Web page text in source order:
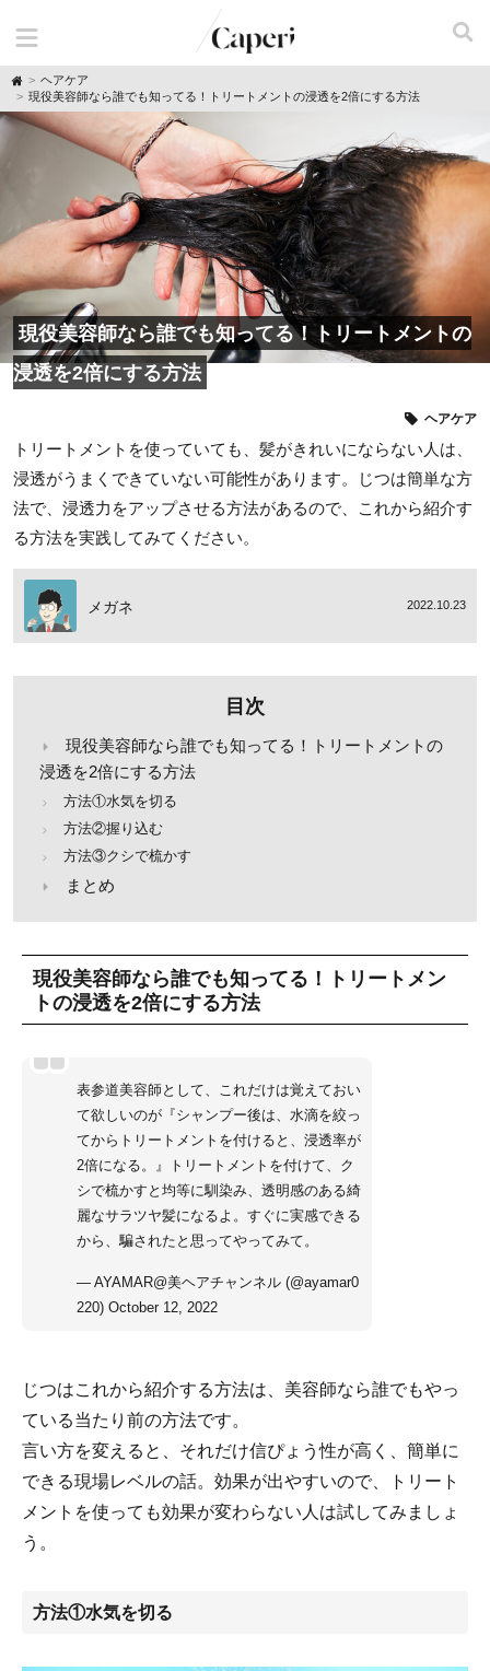
H
o
m
e
ヘアケア
現役美容師なら誰でも知ってる！トリートメントの浸透を2倍にする方法
現役美容師なら誰でも知ってる！トリートメントの
浸透を2倍にする方法
ヘアケア
トリートメントを使っていても、髪がきれいにならない人は、
浸透がうまくできていない可能性があります。じつは簡単な方
法で、浸透力をアップさせる方法があるので、これから紹介す
る方法を実践してみてください。
メガネ 2022.10.23
目次
現役美容師なら誰でも知ってる！トリートメントの
浸透を2倍にする方法
方法①水気を切る
方法②握り込む
方法③クシで梳かす
まとめ
現役美容師なら誰でも知ってる！トリートメン
トの浸透を2倍にする方法
表参道美容師として、これだけは覚えておい
て欲しいのが『シャンプー後は、水滴を絞っ
てからトリートメントを付けると、浸透率が
2倍になる。』トリートメントを付けて、ク
シで梳かすと均等に馴染み、透明感のある綺
麗なサラツヤ髪になるよ。すぐに実感できる
から、騙されたと思ってやってみて。
— AYAMAR@美ヘアチャンネル (@ayamar0
220) October 12, 2022
じつはこれから紹介する方法は、美容師なら誰でもやっ
ている当たり前の方法です。
言い方を変えると、それだけ信ぴょう性が高く、簡単に
できる現場レベルの話。効果が出やすいので、トリート
メントを使っても効果が変わらない人は試してみましょ
う。
方法①水気を切る